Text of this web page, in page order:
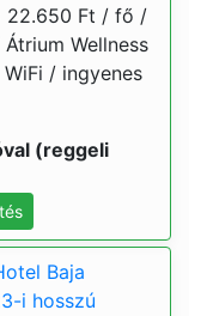
22.650 Ft / fő /
Wellness
/ ingyenes
(reggeli
Baja
i hosszú